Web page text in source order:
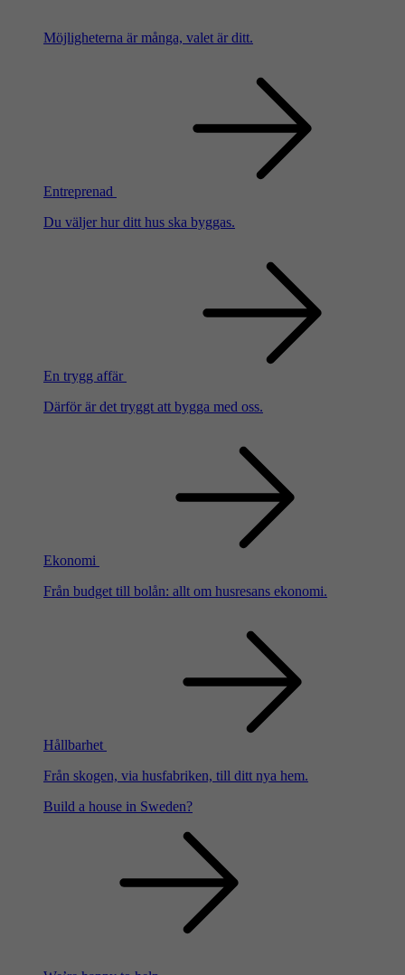
Möjligheterna är många, valet är ditt.
Entreprenad
Du väljer hur ditt hus ska byggas.
En trygg affär
Därför är det tryggt att bygga med oss.
Ekonomi
Från budget till bolån: allt om husresans ekonomi.
Hållbarhet
Från skogen, via husfabriken, till ditt nya hem.
Build a house in Sweden?